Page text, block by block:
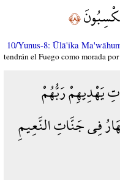
﴿٨﴾
10/Yunus-8: Ūlā'ika
tendrán el Fuego como morada
يَهْدِيهِمْ رَبُّهُمْ
فِي جَنَّاتِ النَّعِيمِ